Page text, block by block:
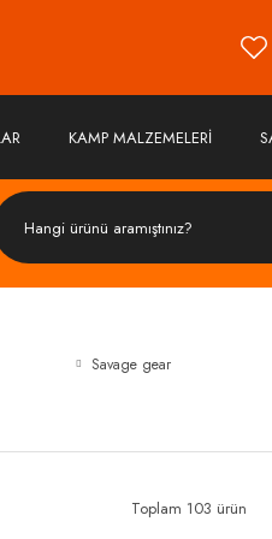
KAMP MALZEMELERİ
Savage gear
Toplam 103 ürün